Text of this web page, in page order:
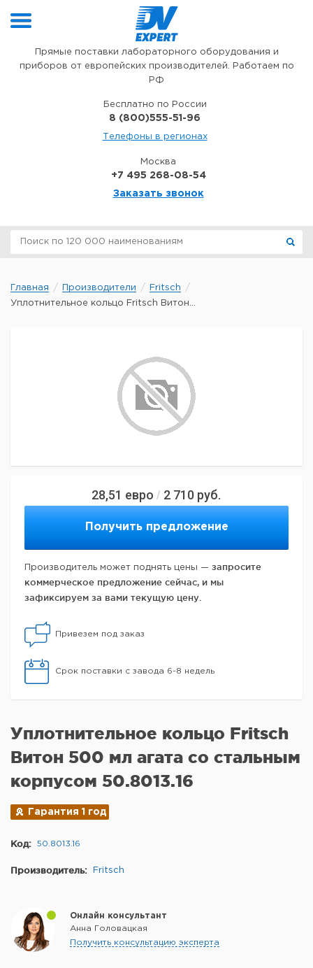
Прямые поставки лабораторного оборудования и
приборов от европейских производителей. Работаем по
РФ
Бесплатно по России
8 (800)555-51-96
Телефоны в регионах
Москва
+7 495 268-08-54
Заказать звонок
Главная Производители
Fritsch
Уплотнительное кольцо Fritsch Витон...
28,51 евро / 2 710 руб.
Получить предложение
Производитель может поднять цены — запросите
коммерческое предложение сейчас, и мы
зафиксируем за вами текущую цену.
Привезем под заказ
Срок поставки с завода 6-8 недель
Уплотнительное кольцо Fritsch
Витон 500 мл агата со стальным
корпусом 50.8013.16
Гарантия 1 год
Код: 50.8013.16
Производитель: Fritsch
Онлайн консультант
Анна Головацкая
Получить консультацию эксперта